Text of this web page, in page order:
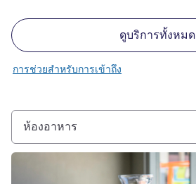
ดูบริการทั้งหมด
การช่วยสำหรับการเข้าถึง
ห้องอาหาร
ดูรายละเอียด